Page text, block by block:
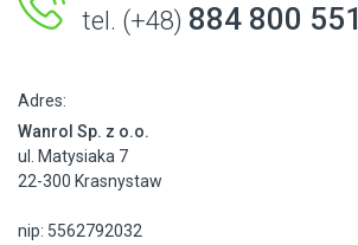
tel. (+48) 884 800 551
Adres:
Wanrol Sp. z o.o.
ul. Matysiaka 7
22-300 Krasnystaw
nip: 5562792032